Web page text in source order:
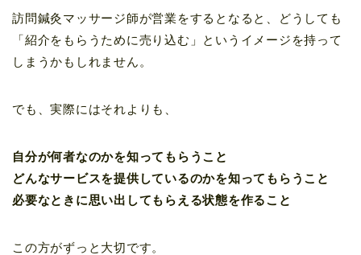
訪問鍼灸マッサージ師が営業をするとなると、どうしても
「紹介をもらうために売り込む」というイメージを持って
しまうかもしれません。
でも、実際にはそれよりも、
自分が何者なのかを知ってもらうこと
どんなサービスを提供しているのかを知ってもらうこと
必要なときに思い出してもらえる状態を作ること
この方がずっと大切です。